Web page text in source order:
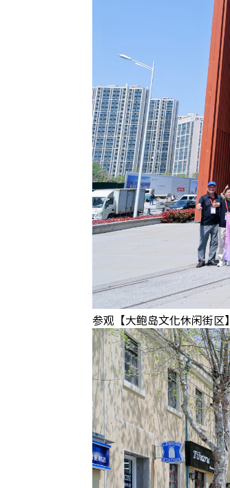
参观【大鲍岛文化休闲街区】